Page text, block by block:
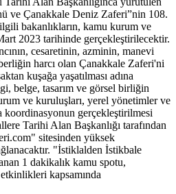
ve Çanakkale Deniz Zaferi”nin 108.
bakanlıkların, kamu kurum ve
2023 tarihinde gerçekleştirilecektir.
cesaretinin, azminin, manevi
harcı olan Çanakkale Zaferi'ni
kuşağa yaşatılması adına
belge, tasarım ve görsel birliğin
ve kuruluşları, yerel yönetimler ve
koordinasyonun gerçekleştirilmesi
Tarihi Alan Başkanlığı tarafından
sitesinden yüksek
"İstiklalden İstikbale
1 dakikalık kamu spotu,
kapsamında